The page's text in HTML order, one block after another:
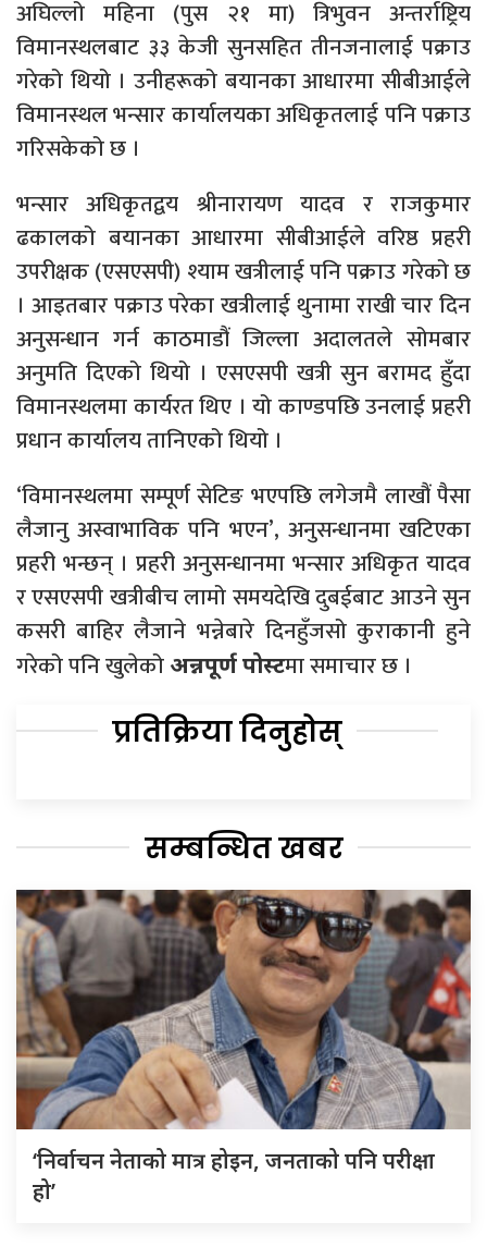
अघिल्लो महिना (पुस २१ मा) त्रिभुवन अन्तर्राष्ट्रिय
विमानस्थलबाट ३३ केजी सुनसहित तीनजनालाई पक्राउ
गरेको थियो । उनीहरूको बयानका आधारमा सीबीआईले
विमानस्थल भन्सार कार्यालयका अधिकृतलाई पनि पक्राउ
गरिसकेको छ ।
भन्सार अधिकृतद्वय श्रीनारायण यादव र राजकुमार
ढकालको बयानका आधारमा सीबीआईले वरिष्ठ प्रहरी
उपरीक्षक (एसएसपी) श्याम खत्रीलाई पनि पक्राउ गरेको छ
। आइतबार पक्राउ परेका खत्रीलाई थुनामा राखी चार दिन
अनुसन्धान गर्न काठमाडौं जिल्ला अदालतले सोमबार
अनुमति दिएको थियो । एसएसपी खत्री सुन बरामद हुँदा
विमानस्थलमा कार्यरत थिए । यो काण्डपछि उनलाई प्रहरी
प्रधान कार्यालय तानिएको थियो ।
‘विमानस्थलमा सम्पूर्ण सेटिङ भएपछि लगेजमै लाखौं पैसा
लैजानु अस्वाभाविक पनि भएन’, अनुसन्धानमा खटिएका
प्रहरी भन्छन् । प्रहरी अनुसन्धानमा भन्सार अधिकृत यादव
र एसएसपी खत्रीबीच लामो समयदेखि दुबईबाट आउने सुन
कसरी बाहिर लैजाने भन्नेबारे दिनहुँजसो कुराकानी हुने
गरेको पनि खुलेको अन्नपूर्ण पोस्टमा समाचार छ ।
प्रतिक्रिया दिनुहोस्
सम्बन्धित खबर
‘निर्वाचन नेताको मात्र होइन, जनताको पनि परीक्षा
हो’